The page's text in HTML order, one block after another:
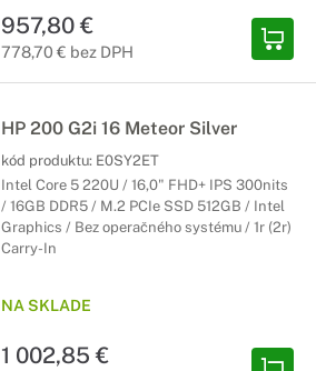
957,80 €
778,70 € bez DPH
HP 200 G2i 16 Meteor Silver
kód produktu: E0SY2ET
Intel Core 5 220U / 16,0" FHD+ IPS 300nits
/ 16GB DDR5 / M.2 PCIe SSD 512GB / Intel
Graphics / Bez operačného systému / 1r (2r)
Carry-In
NA SKLADE
1 002,85 €